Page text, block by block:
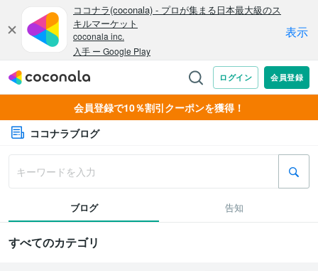
会員登録で10％割引クーポンを獲得！
ココナラブログ
ブログ 告知
すべてのカテゴリ